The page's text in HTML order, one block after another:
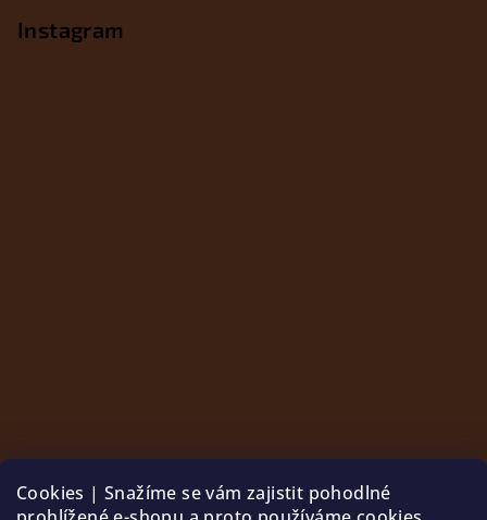
Cookies | Snažíme se vám zajistit pohodlné
Instagram